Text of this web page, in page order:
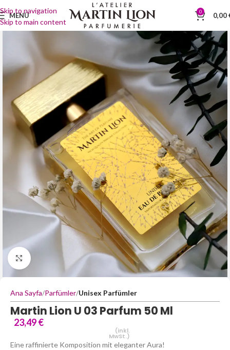
Skip to navigation
Skip to main content
MENÜ 0 0,00
Büyütmek için tıklayın
Ana Sayfa Parfümler Unisex Parfümler
Martin Lion U 03 Parfum 50 Ml
23,49€
(inkl.
MwSt.)
Eine raffinierte Komposition mit eleganter Aura!